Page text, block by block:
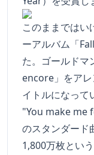
このままではい
ーアルバム「
た。ゴールド
encore」をア
イトルになっ
"You make me
のスタンダード
1,800万枚とい